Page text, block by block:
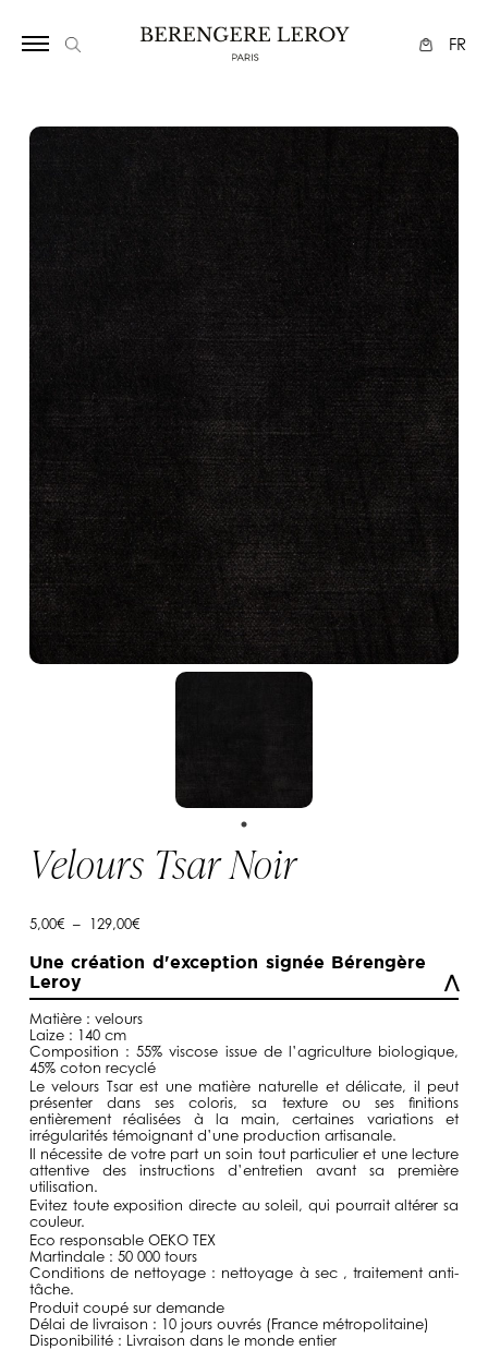
FR
Velours Tsar Noir
5,00€ – 129,00€Plage
5,00€
Une création d'exception signée Bérengère
Leroy
Matière : velours
Laize : 140 cm
Composition : 55% viscose issue de l’agriculture biologique,
45% coton recyclé
Le velours Tsar est une matière naturelle et délicate, il peut
présenter dans ses coloris, sa texture ou ses finitions
entièrement réalisées à la main, certaines variations et
irrégularités témoignant d’une production artisanale.
Il nécessite de votre part un soin tout particulier et une lecture
attentive des instructions d’entretien avant sa première
utilisation.
Evitez toute exposition directe au soleil, qui pourrait altérer sa
couleur.
Eco responsable OEKO TEX
Martindale : 50 000 tours
Conditions de nettoyage : nettoyage à sec , traitement anti-
tâche.
Produit coupé sur demande
Délai de livraison : 10 jours ouvrés (France métropolitaine)
Disponibilité : Livraison dans le monde entier